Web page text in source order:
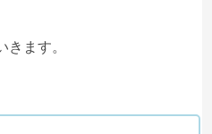
ます。